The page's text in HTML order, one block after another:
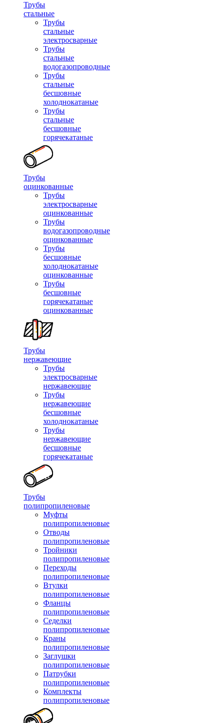
Трубы
стальные
Трубы
стальные
электросварные
Трубы
стальные
водогазопроводные
Трубы
стальные
бесшовные
холоднокатаные
Трубы
стальные
бесшовные
горячекатаные
Трубы
оцинкованные
Трубы
электросварные
оцинкованные
Трубы
водогазопроводные
оцинкованные
Трубы
бесшовные
холоднокатаные
оцинкованные
Трубы
бесшовные
горячекатаные
оцинкованные
Трубы
нержавеющие
Трубы
электросварные
нержавеющие
Трубы
нержавеющие
бесшовные
холоднокатаные
Трубы
нержавеющие
бесшовные
горячекатаные
Трубы
полипропиленовые
Муфты
полипропиленовые
Отводы
полипропиленовые
Тройники
полипропиленовые
Переходы
полипропиленовые
Втулки
полипропиленовые
Фланцы
полипропиленовые
Седелки
полипропиленовые
Краны
полипропиленовые
Заглушки
полипропиленовые
Патрубки
полипропиленовые
Комплекты
полипропиленовые